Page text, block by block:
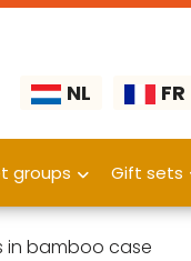
NL FR
groups Gift sets
in bamboo case